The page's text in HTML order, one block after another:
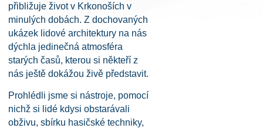
přibližuje život v Krkonoších v
minulých dobách. Z dochovaných
ukázek lidové architektury na nás
dýchla jedinečná atmosféra
starých časů, kterou si někteří z
nás ještě dokážou živě představit.
Prohlédli jsme si nástroje, pomocí
nichž si lidé kdysi obstarávali
obživu, sbírku hasičské techniky,